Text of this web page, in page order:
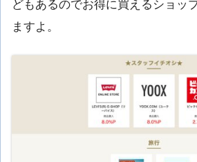
どもあるのでお得に買えるショッ
ますよ。